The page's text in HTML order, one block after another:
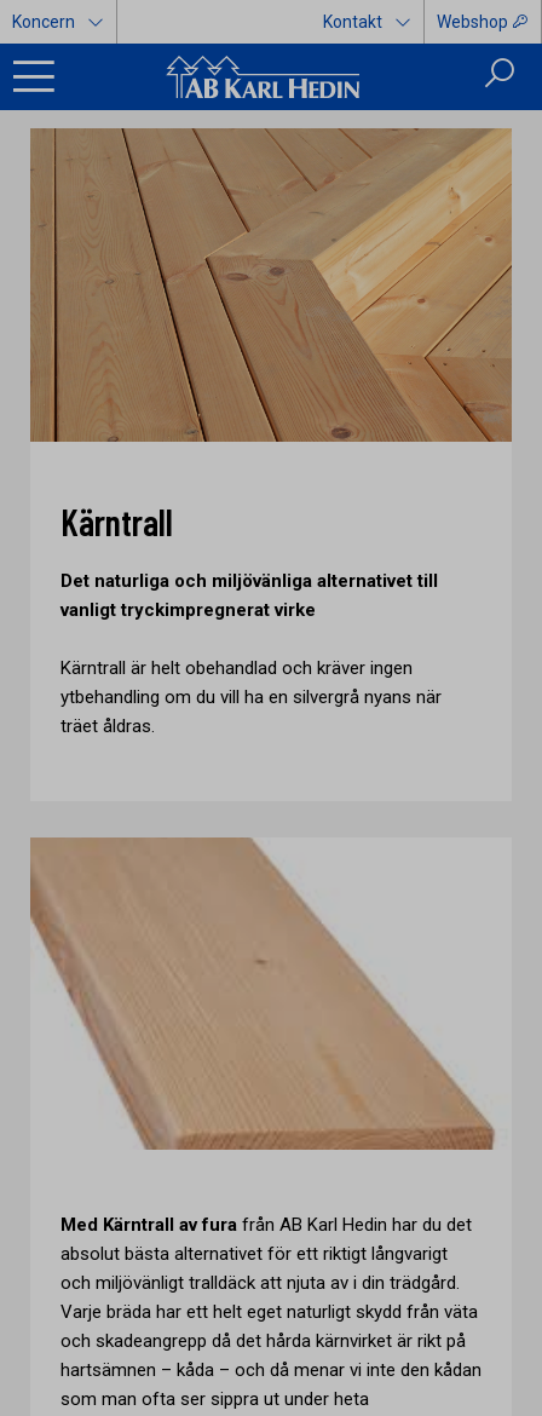
Koncern Kontakt Webshop
Kärntrall
Det naturliga och miljövänliga alternativet till
vanligt tryckimpregnerat virke
Kärntrall är helt obehandlad och kräver ingen
ytbehandling om du vill ha en silvergrå nyans när
träet åldras.
Med Kärntrall av fura från AB Karl Hedin har du det
absolut bästa alternativet för ett riktigt långvarigt
och miljövänligt tralldäck att njuta av i din trädgård.
Varje bräda har ett helt eget naturligt skydd från väta
och skadeangrepp då det hårda kärnvirket är rikt på
hartsämnen – kåda – och då menar vi inte den kådan
som man ofta ser sippra ut under heta